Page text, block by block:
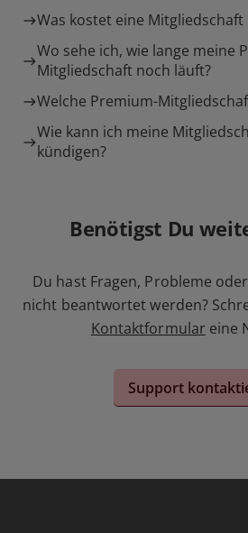
Was kostet eine
Wo sehe ich, wie lange meine
Mitgliedschaft noch läuft?
Welche Premium-
Wie kann ich meine
kündigen?
Benötigst Du
Du hast Fragen, Probleme
nicht beantwortet werden?
Kontaktformular eine
Support